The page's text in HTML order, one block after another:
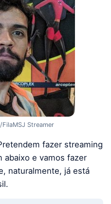
Streamer
fazer streaming
abaixo e vamos fazer
naturalmente, já está